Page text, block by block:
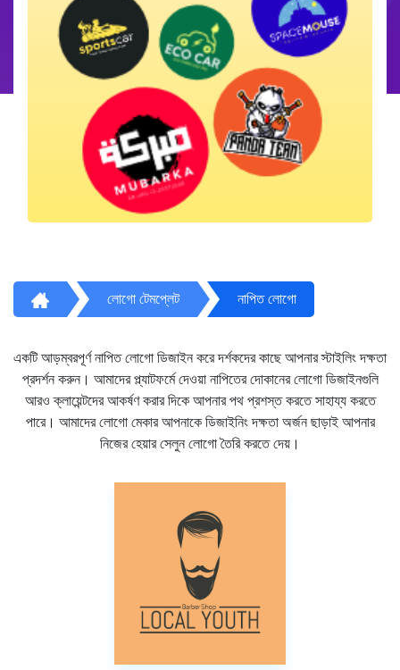
লোগো টেমপ্লেট নাপিত লোগো
একটি আড়ম্বরপূর্ণ নাপিত লোগো ডিজাইন করে দর্শকদের কাছে আপনার স্টাইলিং দক্ষতা
প্রদর্শন করুন। আমাদের প্ল্যাটফর্মে দেওয়া নাপিতের দোকানের লোগো ডিজাইনগুলি
আরও ক্লায়েন্টদের আকর্ষণ করার দিকে আপনার পথ প্রশস্ত করতে সাহায্য করতে
পারে। আমাদের লোগো মেকার আপনাকে ডিজাইনিং দক্ষতা অর্জন ছাড়াই আপনার
নিজের হেয়ার সেলুন লোগো তৈরি করতে দেয়।